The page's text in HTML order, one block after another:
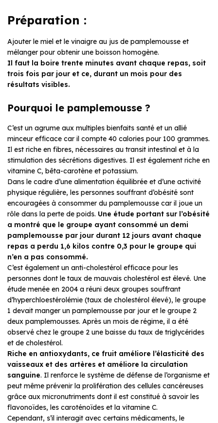
Préparation :
Ajouter le miel et le vinaigre au jus de pamplemousse et
mélanger pour obtenir une boisson homogène.
Il faut la boire trente minutes avant chaque repas, soit
trois fois par jour et ce, durant un mois pour des
résultats visibles.
Pourquoi le pamplemousse ?
C’est un agrume aux multiples bienfaits santé et un allié
minceur efficace car il compte 40 calories pour 100 grammes.
Il est riche en fibres, nécessaires au transit intestinal et à la
stimulation des sécrétions digestives. Il est également riche en
vitamine C, bêta-carotène et potassium.
Dans le cadre d’une alimentation équilibrée et d’une activité
physique régulière, les personnes souffrant d’obésité sont
encouragées à consommer du pamplemousse car il joue un
rôle dans la perte de poids. Une étude portant sur l’obésité
a montré que le groupe ayant consommé un demi
pamplemousse par jour durant 12 jours avant chaque
repas a perdu 1,6 kilos contre 0,3 pour le groupe qui
n’en a pas consommé.
C’est également un anti-cholestérol efficace pour les
personnes dont le taux de mauvais cholestérol est élevé. Une
étude menée en 2004 a réuni deux groupes souffrant
d’hyperchloestérolémie (taux de cholestérol élevé), le groupe
1 devait manger un pamplemousse par jour et le groupe 2
deux pamplemousses. Après un mois de régime, il a été
observé chez le groupe 2 une baisse du taux de triglycérides
et de cholestérol.
Riche en antioxydants, ce fruit améliore l’élasticité des
vaisseaux et des artères et améliore la circulation
sanguine. Il renforce le système de défense de l’organisme et
peut même prévenir la prolifération des cellules cancéreuses
grâce aux micronutriments dont il est constitué à savoir les
flavonoïdes, les caroténoïdes et la vitamine C.
Cependant, s’il interagit avec certains médicaments, le